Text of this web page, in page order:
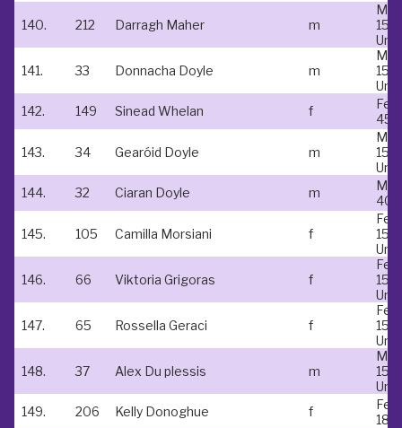
140. 212 Darragh Maher m
15 &
141.
33 Donnacha Doyle m
15 &
142.
149 Sinead Whelan f
45-
143. 34 Gearóid Doyle m
15 &
144.
32 Ciaran Doyle m
40-
145. 105 Camilla Morsiani f
15 &
146.
66 Viktoria Grigoras f
15 &
147.
65 Rossella Geraci f
15 &
148.
37 Alex Du plessis m
15 &
149.
206 Kelly Donoghue f
18-